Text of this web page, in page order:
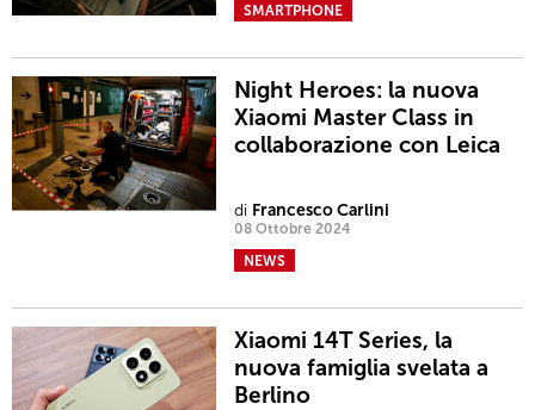
SMARTPHONE
Night Heroes: la nuova
Xiaomi Master Class in
collaborazione con Leica
di Francesco Carlini
08 Ottobre 2024
NEWS
Xiaomi 14T Series, la
nuova famiglia svelata a
Berlino